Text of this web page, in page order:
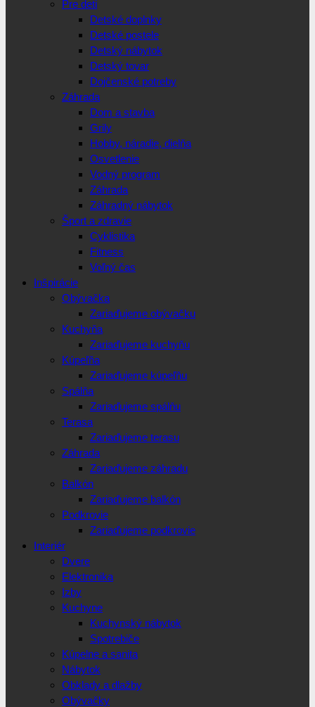
Pre deti
Detské doplnky
Detské postele
Detský nábytok
Detský tovar
Dojčenské potreby
Záhrada
Dom a stavba
Grily
Hobby, náradie, dielňa
Osvetlenie
Vodný program
Záhrada
Záhradný nábytok
Šport a zdravie
Cyklistika
Fitness
Voľný čas
Inšpirácie
Obývačka
Zariaďujeme obývačku
Kuchyňa
Zariaďujeme kuchyňu
Kúpeľňa
Zariaďujeme kúpeľňu
Spálňa
Zariaďujeme spálňu
Terasa
Zariaďujeme terasu
Záhrada
Zariaďujeme záhradu
Balkón
Zariaďujeme balkón
Podkrovie
Zariaďujeme podkrovie
Interiér
Dvere
Elektronika
Izby
Kuchyne
Kuchynský nábytok
Spotrebiče
Kúpelne a sanita
Nábytok
Obklady a dlažby
Obývačky